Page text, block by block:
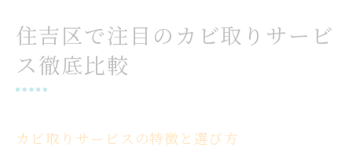
住吉区で注目のカビ取りサービ
ス徹底比較
カビ取りサービスの特徴と選び方